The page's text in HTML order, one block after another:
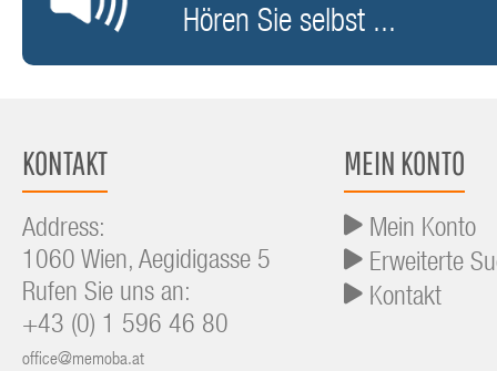
Hören Sie selbst ...
KONTAKT
Address:
1060 Wien, Aegidigasse 5
Rufen Sie uns an:
+43 (0) 1 596 46 80
office@memoba.at
MEIN KONTO
Mein Konto
Erweiterte
Kontakt